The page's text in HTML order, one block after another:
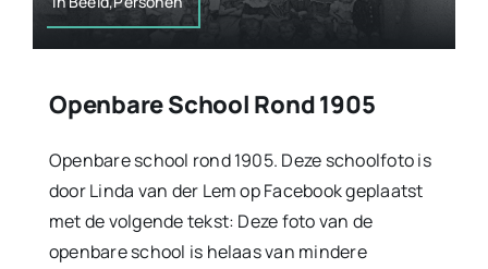
Openbare School Rond 1905
Openbare school rond 1905. Deze schoolfoto is
door Linda van der Lem op Facebook geplaatst
met de volgende tekst: Deze foto van de
openbare school is helaas van mindere